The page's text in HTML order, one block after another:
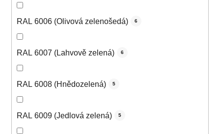
RAL 6006 (Olivová zelenošedá) 6
RAL 6007 (Lahvově zelená) 6
RAL 6008 (Hnědozelená) 5
RAL 6009 (Jedlová zelená) 5